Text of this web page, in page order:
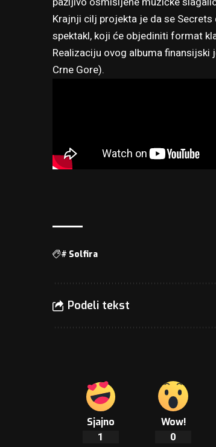
Krajnji cilj projekta je da se
spektakl, koji će objediniti format
Realizaciju ovog albuma
Crne Gore).
# Solfira
Podeli tekst
Sjajno
1
Wow!
0